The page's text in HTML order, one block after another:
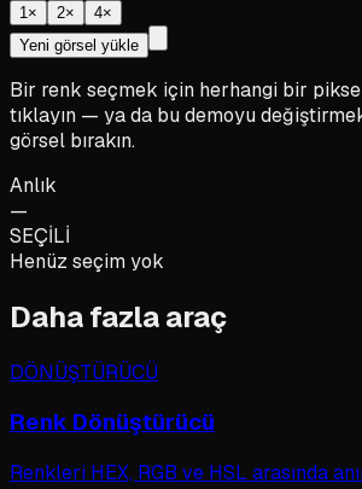
1× 2×
4×
Yeni görsel yükle
Bir renk seçmek için herhangi bir
tıklayın — ya da bu demoyu
görsel bırakın.
Anlık
—
SEÇİLİ
Henüz seçim yok
Daha fazla araç
DÖNÜŞTÜRÜCÜ
Renk Dönüştürücü
Renkleri HEX, RGB ve HSL arasında